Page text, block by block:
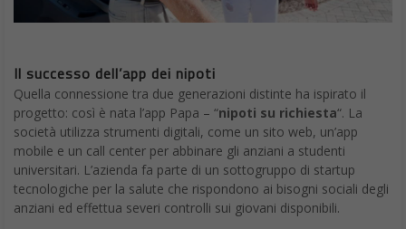
Il successo dell’app dei nipoti
Quella connessione tra due generazioni distinte ha ispirato il
progetto: così è nata l’app Papa – “nipoti su richiesta“. La
società utilizza strumenti digitali, come un sito web, un’app
mobile e un call center per abbinare gli anziani a studenti
universitari. L’azienda fa parte di un sottogruppo di startup
tecnologiche per la salute che rispondono ai bisogni sociali degli
anziani ed effettua severi controlli sui giovani disponibili.